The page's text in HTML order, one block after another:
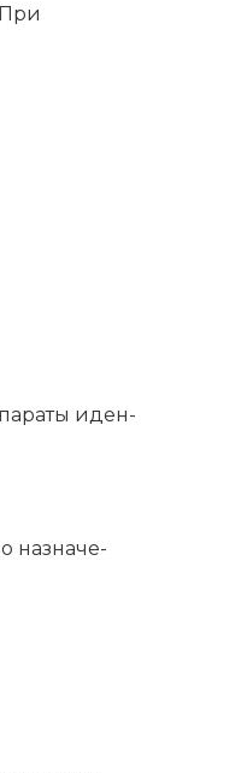
иден­
назна­че­